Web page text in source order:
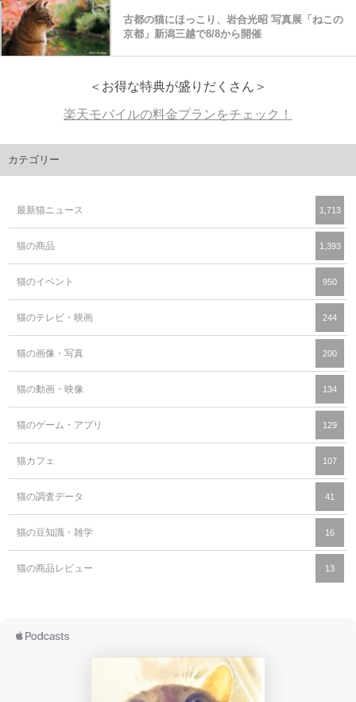
古都の猫にほっこり、岩合光昭 写真展「ねこの
京都」新潟三越で8/8から開催
＜お得な特典が盛りだくさん＞
楽天モバイルの料金プランをチェック！
カテゴリー
最新猫ニュース 1,713
猫の商品 1,393
猫のイベント 950
猫のテレビ・映画 244
猫の画像・写真 200
猫の動画・映像 134
猫のゲーム・アプリ 129
猫カフェ 107
猫の調査データ 41
猫の豆知識・雑学 16
猫の商品レビュー 13